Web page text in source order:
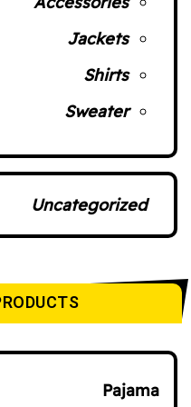
Jackets
Shirts
Sweater
Uncategorized
Pajama